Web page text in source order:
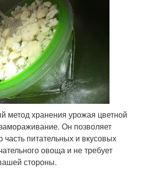
метод хранения урожая цветной
Он позволяет
питательных и вкусовых
овоща и не требует
стороны.